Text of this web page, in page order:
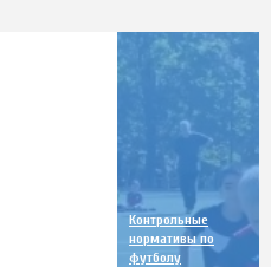
Контрольные
нормативы по
футболу